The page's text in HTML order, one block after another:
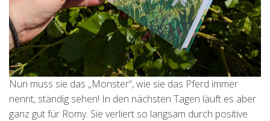
Nun muss sie das „Monster“, wie sie das Pferd immer
nennt, ständig sehen! In den nächsten Tagen läuft es aber
ganz gut für Romy. Sie verliert so langsam durch positive